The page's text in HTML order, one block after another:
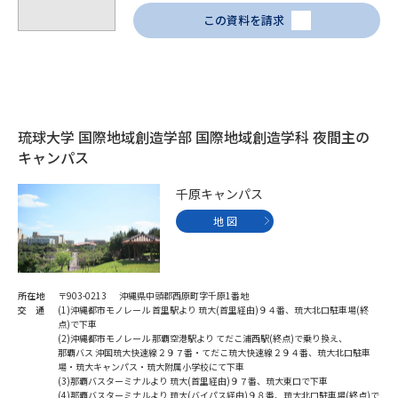
学問のミニ講義「夢ナビ講義」 学問分野解説
Ｑ＆Ａ よくあるご質問
資料の料金の
お支払いについて
受付内容・発送状況の確認
テレメール
お支払いサイト
特定商取引表記
テレメール進学カタログ
訂正のご案内
この資料を請求
琉球大学 国際地域創造学部 国際地域創造学科 夜間主の
キャンパス
千原キャンパス
地 図
所在地
〒903-0213 沖縄県中頭郡西原町字千原1番地
交 通
(1)沖縄都市モノレール 首里駅より 琉大(首里経由)９４番、琉大北口駐車場(終
点)で下車
(2)沖縄都市モノレール 那覇空港駅より てだこ浦西駅(終点)で乗り換え、
那覇バス 沖国琉大快速線２９７番・てだこ琉大快速線２９４番、琉大北口駐車
場・琉大キャンパス・琉大附属小学校にて下車
(3)那覇バスターミナルより 琉大(首里経由)９７番、琉大東口で下車
(4)那覇バスターミナルより 琉大(バイパス経由)９８番、琉大北口駐車場(終点)で